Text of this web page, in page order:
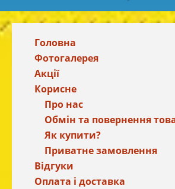
Головна
Фотогалерея
Акції
Корисне
Про нас
Обмін та повернення
Як купити?
Приватне замовлення
Відгуки
Оплата і доставка